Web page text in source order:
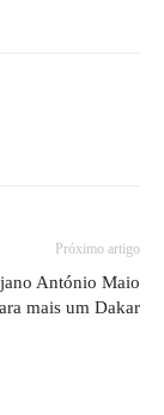
Próximo artigo
António Maio
mais um Dakar